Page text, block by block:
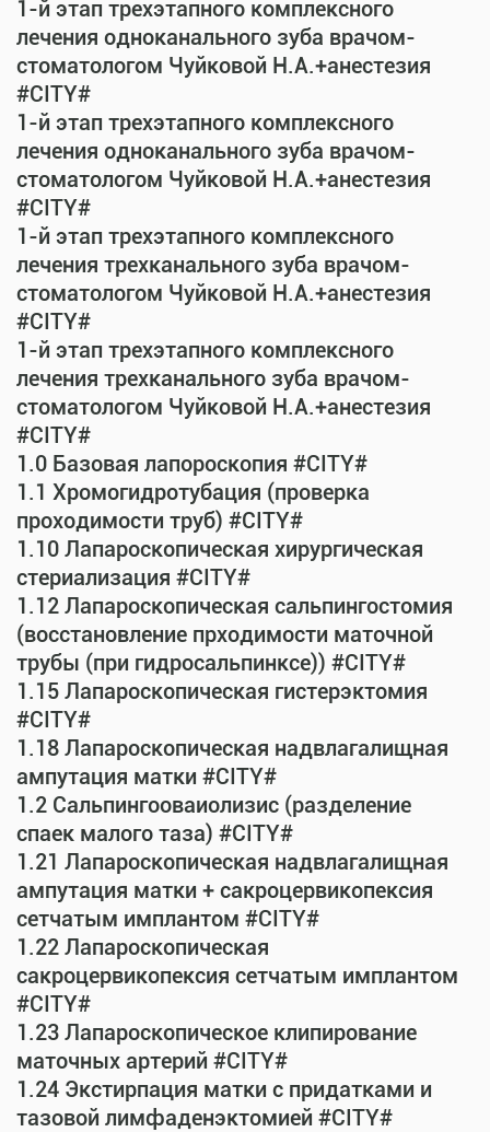
1-й этап трехэтапного комплексного
лечения одноканального зуба врачом-
стоматологом Чуйковой Н.А.+анестезия
#CITY#
1-й этап трехэтапного комплексного
лечения одноканального зуба врачом-
стоматологом Чуйковой Н.А.+анестезия
#CITY#
1-й этап трехэтапного комплексного
лечения трехканального зуба врачом-
стоматологом Чуйковой Н.А.+анестезия
#CITY#
1-й этап трехэтапного комплексного
лечения трехканального зуба врачом-
стоматологом Чуйковой Н.А.+анестезия
#CITY#
1.0 Базовая лапороскопия #CITY#
1.1 Хромогидротубация (проверка
проходимости труб) #CITY#
1.10 Лапароскопическая хирургическая
стериализация #CITY#
1.12 Лапароскопическая сальпингостомия
(восстановление прходимости маточной
трубы (при гидросальпинксе)) #CITY#
1.15 Лапароскопическая гистерэктомия
#CITY#
1.18 Лапароскопическая надвлагалищная
ампутация матки #CITY#
1.2 Сальпингооваиолизис (разделение
спаек малого таза) #CITY#
1.21 Лапароскопическая надвлагалищная
ампутация матки + сакроцервикопексия
сетчатым имплантом #CITY#
1.22 Лапароскопическая
сакроцервикопексия сетчатым имплантом
#CITY#
1.23 Лапароскопическое клипирование
маточных артерий #CITY#
1.24 Экстирпация матки с придатками и
тазовой лимфаденэктомией #CITY#